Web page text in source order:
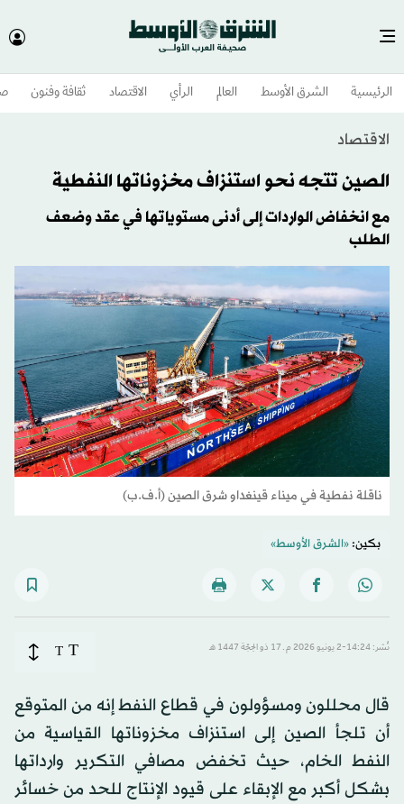
الرئيسية الشرق الأوسط​ العالم الرأي الاقتصاد ثقافة وفنون
الاقتصاد
الصين تتجه نحو استنزاف مخزوناتها النفطية
مع انخفاض الواردات إلى أدنى مستوياتها في عقد وضعف
الطلب
ناقلة نفطية في ميناء قينغداو شرق الصين (أ.ف.ب)
بكين:«الشرق الأوسط»
نُشر: 14:24-2 يونيو 2026 م ـ 17 ذو الحِجّة 1447 هـ T
T
قال محللون ومسؤولون في قطاع النفط إنه من المتوقع
أن تلجأ الصين إلى استنزاف مخزوناتها القياسية من
النفط الخام، حيث تخفض مصافي التكرير وارداتها
بشكل أكبر مع الإبقاء على قيود الإنتاج للحد من خسائر